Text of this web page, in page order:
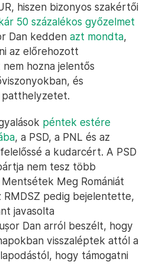
hiszen bizonyos szakértői
50 százalékos győzelmet
Dan kedden azt mondta,
az előrehozott
hozna jelentős
és
patthelyzetet.
péntek estére
, a PSD, a PNL és az
a kudarcért. A PSD
nem tesz több
Meg Romániát
RMDSZ pedig bejelentette,
javasolta
Dan arról beszélt, hogy
visszaléptek attól a
hogy támogatni